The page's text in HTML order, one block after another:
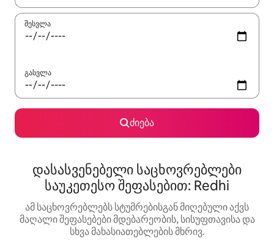
შესვლა
გასვლა
ძიება
დასასვენებელი საცხოვრებლები
საუკეთესო შეფასებით: Redhi
ამ საცხოვრებლებს სტუმრებისგან მიღებული აქვს
მაღალი შეფასებები მდებარეობის, სისუფთავისა და
სხვა მახასიათებლების მხრივ.